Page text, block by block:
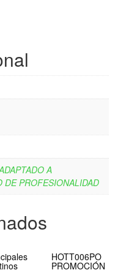
A
DE PROFESIONALIDAD
HOTT006PO
PROMOCIÓN